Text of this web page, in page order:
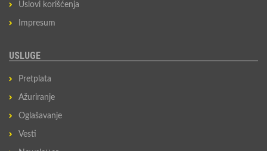
Uslovi korišćenja
Impresum
USLUGE
Pretplata
Ažuriranje
Oglašavanje
Vesti